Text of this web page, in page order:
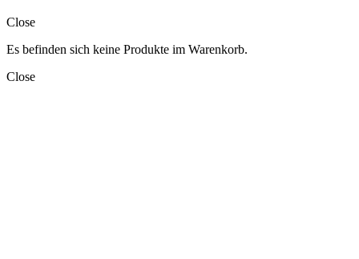
Close
Es befinden sich keine Produkte im Warenkorb.
Close